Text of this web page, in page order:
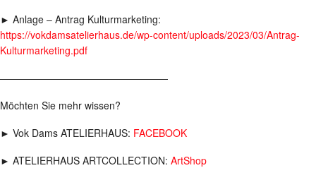
► Anlage – Antrag Kulturmarketing:
https://vokdamsatelierhaus.de/wp-content/uploads/2023/03/Antrag-
Kulturmarketing.pdf
—————————————————
Möchten Sie mehr wissen?
► Vok Dams ATELIERHAUS: FACEBOOK
► ATELIERHAUS ARTCOLLECTION: ArtShop